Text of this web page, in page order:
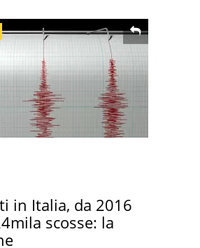
in Italia, da 2016
scosse: la